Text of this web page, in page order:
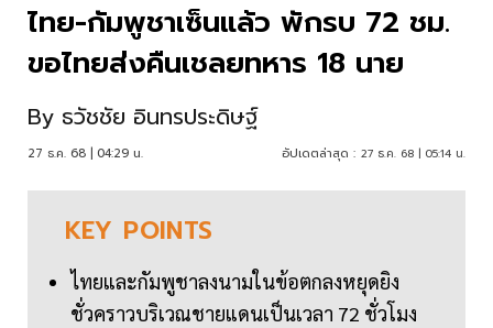
ไทย-กัมพูชาเซ็นแล้ว พักรบ 72 ชม.
ขอไทยส่งคืนเชลยทหาร 18 นาย
By ธวัชชัย อินทรประดิษฐ์
27 ธ.ค. 68 | 04:29 น. อัปเดตล่าสุด : 27 ธ.ค. 68 | 05:14 น.
KEY POINTS
ไทยและกัมพูชาลงนามในข้อตกลงหยุดยิง
ชั่วคราวบริเวณชายแดนเป็นเวลา 72 ชั่วโมง